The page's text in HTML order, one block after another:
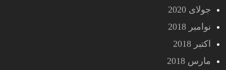
جولای 2020
نوامبر 2018
اکتبر 2018
مارس 2018